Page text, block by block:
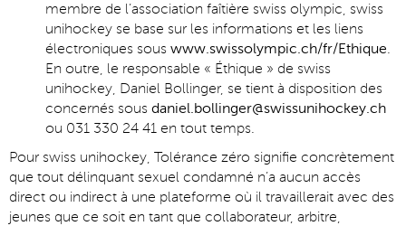
membre de l’association faîtière swiss olympic, swiss
unihockey se base sur les informations et les liens
électroniques sous www.swissolympic.ch/fr/Ethique.
En outre, le responsable « Éthique » de swiss
unihockey, Daniel Bollinger, se tient à disposition des
concernés sous daniel.bollinger@swissunihockey.ch
ou 031 330 24 41 en tout temps.
Pour swiss unihockey, Tolérance zéro signifie concrètement
que tout délinquant sexuel condamné n’a aucun accès
direct ou indirect à une plateforme où il travaillerait avec des
jeunes que ce soit en tant que collaborateur, arbitre,